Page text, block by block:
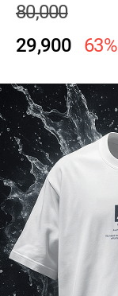
80,000
29,900
63%